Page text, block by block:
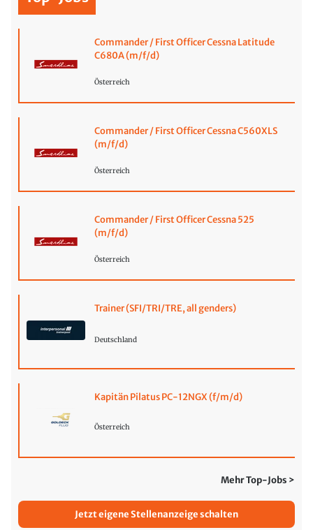
Commander / First Officer Cessna Latitude
C680A (m/f/d)
Österreich
Commander / First Officer Cessna C560XLS
(m/f/d)
Österreich
Commander / First Officer Cessna 525
(m/f/d)
Österreich
Trainer (SFI/TRI/TRE, all genders)
Deutschland
Kapitän Pilatus PC-12NGX (f/m/d)
Österreich
Mehr Top-Jobs >
Jetzt eigene Stellenanzeige schalten